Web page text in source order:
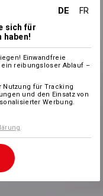
DE
FR
sich für
haben!
Einwandfreie
reibungsloser Ablauf –
für Tracking
und den Einsatz von
Werbung.
.